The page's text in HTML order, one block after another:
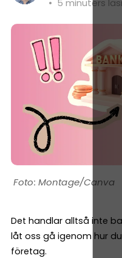
• 5 minuters
Montage/Canva
Det handlar alltså inte
låt oss gå igenom hur
företag.